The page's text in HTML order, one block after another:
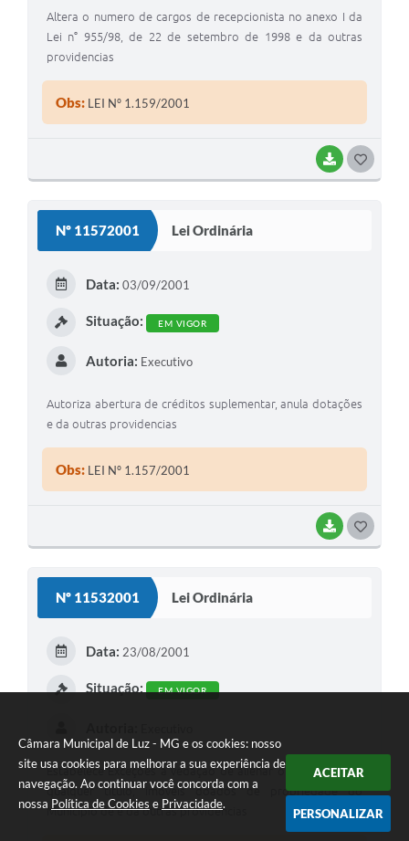
Câmara Municipal de Luz - MG e os cookies: nosso
site usa cookies para melhorar a sua experiência de
navegação. Ao continuar você concorda com a
nossa Política de Cookies e Privacidade.
ACEITAR
PERSONALIZAR
BAIXAR
Altera o numero de cargos de recepcionista no anexo I da
Lei n° 955/98, de 22 de setembro de 1998 e da outras
providencias
Obs: LEI Nº 1.159/2001
Nº 11572001 Lei Ordinária
BAIXAR
Data: 03/09/2001
Situação: EM VIGOR
Autoria: Executivo
Autoriza abertura de créditos suplementar, anula dotações
e da outras providencias
Obs: LEI Nº 1.157/2001
Nº 11532001 Lei Ordinária
Data: 23/08/2001
Situação: EM VIGOR
Estabelece Exceções à vedação de alienar ou transferir , a
qualquer titulo, imóveis doados de propriedade do
Município de e da outras providencias